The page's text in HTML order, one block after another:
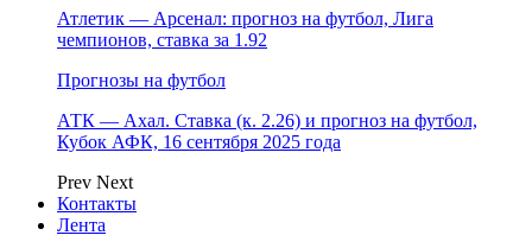
Атлетик — Арсенал: прогноз на футбол, Лига
чемпионов, ставка за 1.92
Прогнозы на футбол
АТК — Ахал. Ставка (к. 2.26) и прогноз на футбол,
Кубок АФК, 16 сентября 2025 года
Prev Next
Контакты
Лента